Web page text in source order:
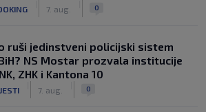
7. aug. 0
ruši jedinstveni policijski sistem
NS Mostar prozvala institucije
ZHK i Kantona 10
7. aug. 0